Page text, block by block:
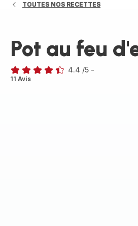
TOUTES NOS RECETTES
Pot au feu
ratings.4.4
4.4 /5 -
11 Avis